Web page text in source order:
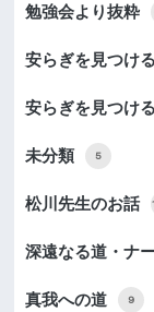
勉強会より抜粋
安らぎを見つけ
安らぎを見つけ
未分類 5
松川先生のお話
深遠なる道・ナ
真我への道 9